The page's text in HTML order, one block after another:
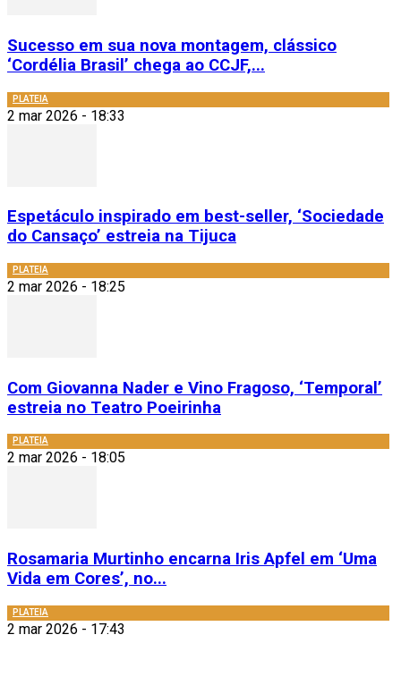
Sucesso em sua nova montagem, clássico
‘Cordélia Brasil’ chega ao CCJF,...
PLATEIA
2 mar 2026 - 18:33
Espetáculo inspirado em best-seller, ‘Sociedade
do Cansaço’ estreia na Tijuca
PLATEIA
2 mar 2026 - 18:25
Com Giovanna Nader e Vino Fragoso, ‘Temporal’
estreia no Teatro Poeirinha
PLATEIA
2 mar 2026 - 18:05
Rosamaria Murtinho encarna Iris Apfel em ‘Uma
Vida em Cores’, no...
PLATEIA
2 mar 2026 - 17:43